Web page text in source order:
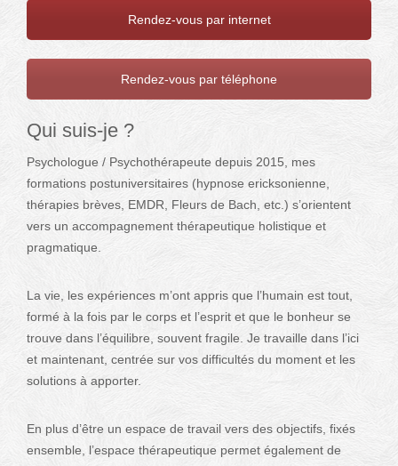
Qui suis-je ?
Psychologue / Psychothérapeute depuis 2015, mes
formations postuniversitaires (hypnose ericksonienne,
thérapies brèves, EMDR, Fleurs de Bach, etc.) s’orientent
vers un accompagnement thérapeutique holistique et
pragmatique.
La vie, les expériences m’ont appris que l’humain est tout,
formé à la fois par le corps et l’esprit et que le bonheur se
trouve dans l’équilibre, souvent fragile. Je travaille dans l’ici
et maintenant, centrée sur vos difficultés du moment et les
solutions à apporter.
En plus d’être un espace de travail vers des objectifs, fixés
ensemble, l’espace thérapeutique permet également de
Rendez-vous par internet
Rendez-vous par téléphone